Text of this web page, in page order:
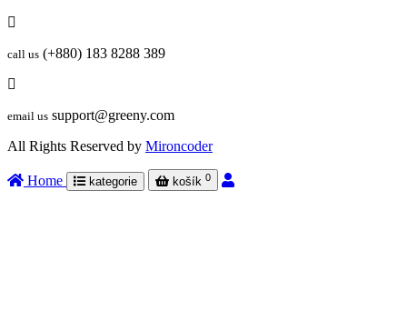
call us (+880) 183 8288 389
email us support@greeny.com
All Rights Reserved by Mironcoder
Home kategorie košík 0